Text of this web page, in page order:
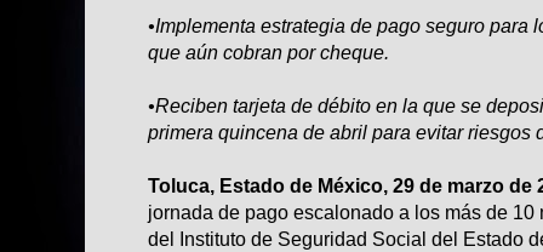
•Implementa estrategia de pago seguro para
que aún cobran por cheque.
•Reciben tarjeta de débito en la que se
primera quincena de abril para evitar riesgos
Toluca, Estado de México, 29 de marzo de
jornada de pago escalonado a los más de
del Instituto de Seguridad Social del Estado